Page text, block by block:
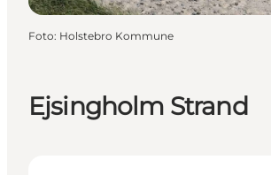
Ejsingholm Strand
Foto: Holstebro Kommune